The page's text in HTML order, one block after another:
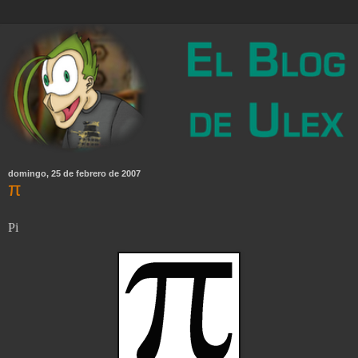
domingo, 25 de febrero de 2007
π
Pi